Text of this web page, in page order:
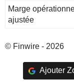
Marge
ajustée
© Finwire - 2026
Ajouter